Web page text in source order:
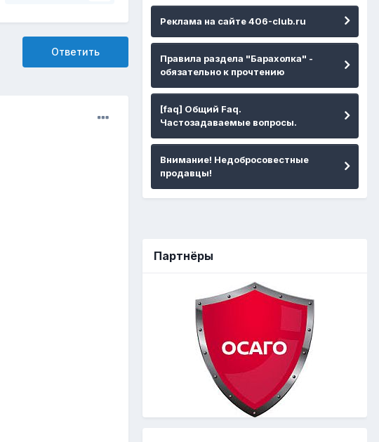
Ответить
Реклама на сайте 406-club.ru
Правила раздела "Барахолка" -
обязательно к прочтению
[faq] Общий Faq.
Частозадаваемые вопросы.
Внимание! Недобросовестные
продавцы!
Партнёры